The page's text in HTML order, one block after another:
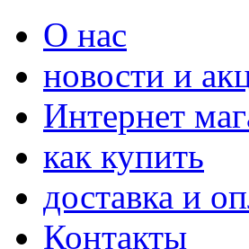
О нас
новости и
Интернет
как купить
доставка и
Контакты